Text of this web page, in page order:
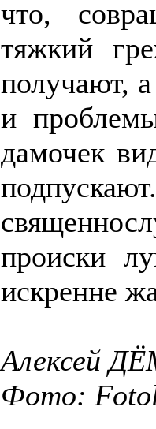
что,
тяжкий
получают,
и
дамочек
происки
искренне
Алексей
Фото: